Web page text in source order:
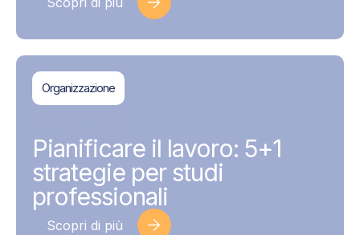
Organizzazione
Pianificare il lavoro: 5+1
strategie per studi
professionali
Scopri di più